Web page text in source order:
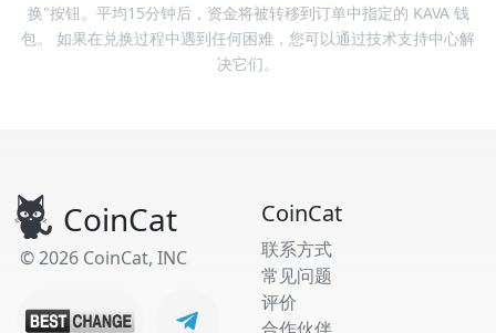
换"按钮。平均15分钟后，资金将被转移到订单中指定的 KAVA 钱
包。 如果在兑换过程中遇到任何困难，您可以通过技术支持中心解
决它们。
CoinCat
© 2026 CoinCat, INC
CoinCat
联系方式
常见问题
评价